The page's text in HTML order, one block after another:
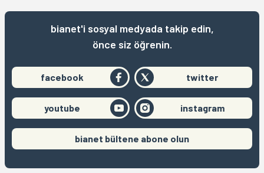
bianet'i sosyal medyada takip edin,
önce siz öğrenin.
facebook twitter
youtube instagram
bianet bültene abone olun